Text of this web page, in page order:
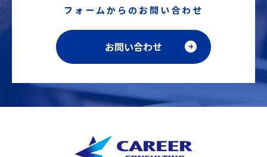
フォームからのお問い合わせ
お問い合わせ